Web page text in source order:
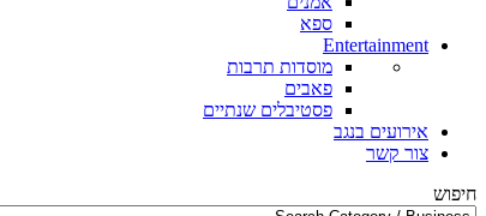
ספא
Entertainment
מוסדות תרבות
פאבים
פסטיבלים שנתיים
אירועים בנגב
צור קשר
חיפוש